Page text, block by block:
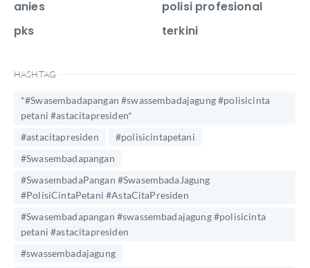
anies
pks
polisi profesional
terkini
HASHTAG
*#Swasembadapangan #swassembadajagung #polisicinta
petani #astacitapresiden*
#astacitapresiden
#polisicintapetani
#Swasembadapangan
#SwasembadaPangan #SwasembadaJagung
#PolisiCintaPetani #AstaCitaPresiden
#Swasembadapangan #swassembadajagung #polisicinta
petani #astacitapresiden
#swassembadajagung